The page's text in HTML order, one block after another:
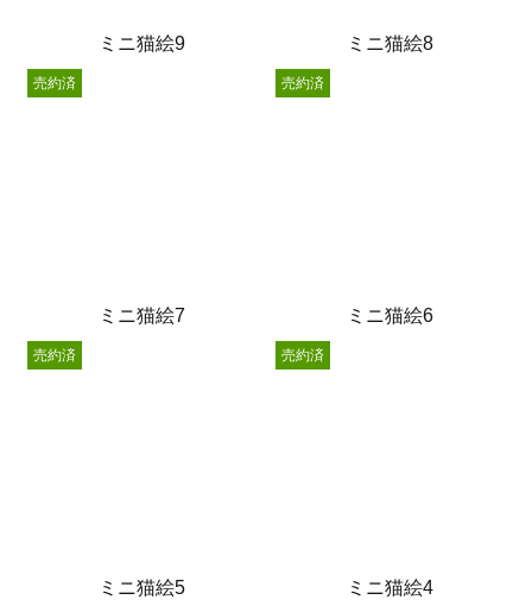
ミニ猫絵9 ミニ猫絵8
ミニ猫絵7
売約済
ミニ猫絵6
売約済
ミニ猫絵5
売約済
ミニ猫絵4
売約済